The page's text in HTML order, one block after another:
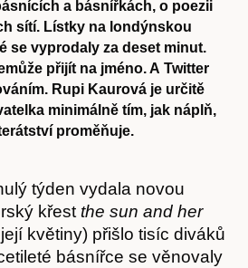
a básnířkách, o poezii
sítí. Lístky na londýnskou
se vyprodaly za deset minut.
přijít na jméno. A Twitter
Rupi Kaurová je určitě
minimálně tím, jak náplň,
proměňuje.
týden vydala novou
křest the sun and her
květiny) přišlo tisíc diváků
básnířce se věnovaly